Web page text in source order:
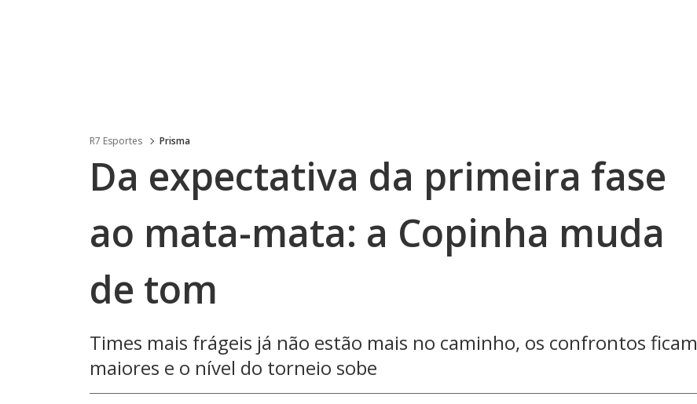
R7 Esportes Prisma
Da expectativa da primeira fase
ao mata-mata: a Copinha muda
de tom
Times mais frágeis já não estão mais no caminho, os confrontos ficam
maiores e o nível do torneio sobe